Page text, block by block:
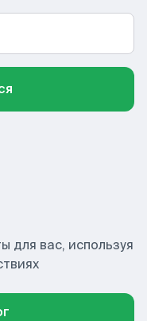
вас, используя